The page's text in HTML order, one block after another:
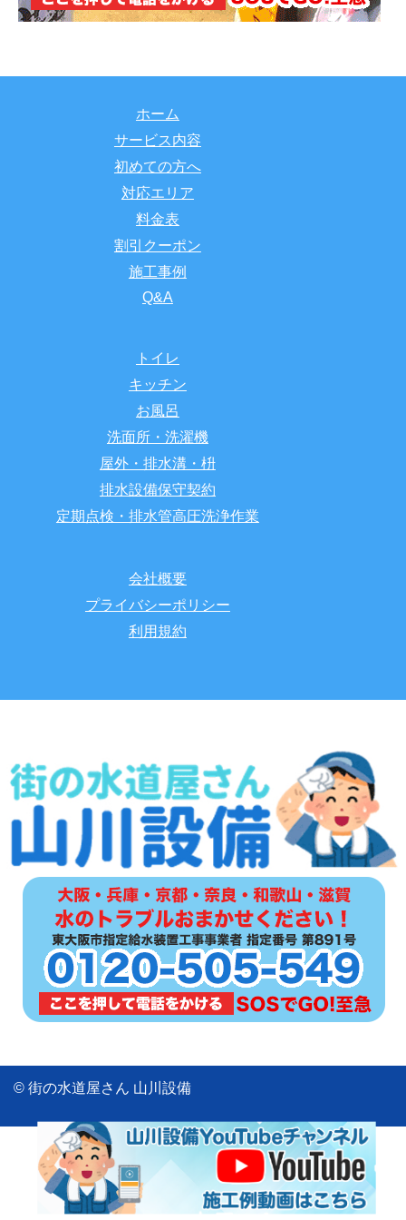
ホーム
サービス内容
初めての方へ
対応エリア
料金表
割引クーポン
施工事例
Q&A
トイレ
キッチン
お風呂
洗面所・洗濯機
屋外・排水溝・枡
排水設備保守契約
定期点検・排水管高圧洗浄作業
会社概要
プライバシーポリシー
利用規約
© 街の水道屋さん 山川設備